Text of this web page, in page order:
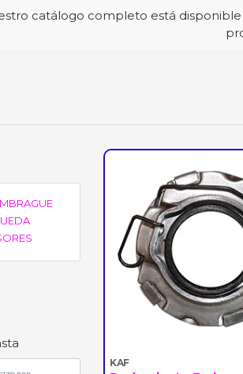
catálogo completo está
KAF